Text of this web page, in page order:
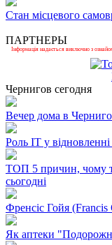
Стан місцевого
ПАРТНЕРЫ
Інформація надається виключно з
Чернигов сегодня
Вечер дома в
Роль ІТ у
ТОП 5 причин, чому
сьогодні
Френсіс Гойя
Як аптеки